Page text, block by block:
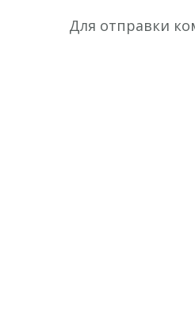
Для отправки